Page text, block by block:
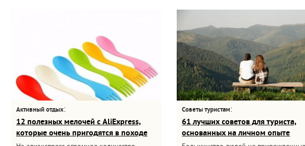
Активный отдых:
12 полезных мелочей с AliExpress,
которые очень пригодятся в походе
Советы туристам:
61 лучших советов для туриста,
основанных на личном опыте